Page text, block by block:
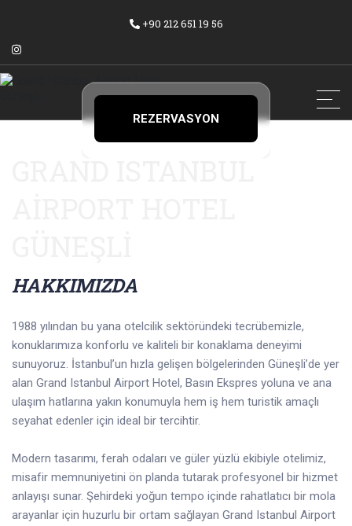
+90 212 651 19 56
REZERVASYON
HAKKIMIZDA
1988 yılından bu yana otelcilik sektöründeki tecrübemizle,
konuklarımıza konforlu ve kaliteli bir konaklama deneyimi
sunuyoruz. İstanbul’un hızla gelişen bölgelerinden Güneşli’de yer
alan Grand Istanbul Airport Hotel, Basın Ekspres yoluna ve ana
ulaşım hatlarına yakın konumuyla hem iş hem turistik amaçlı
seyahat edenler için ideal bir tercihtir.
Modern tasarımı, ferah odaları ve güler yüzlü ekibiyle otelimiz,
misafir memnuniyetini ön planda tutarak profesyonel bir hizmet
anlayışı sunar. Şehirdeki yoğun tempo içinde rahatlatıcı bir mola
arayanlar için huzurlu bir ortam sağlayan Grand Istanbul Airport